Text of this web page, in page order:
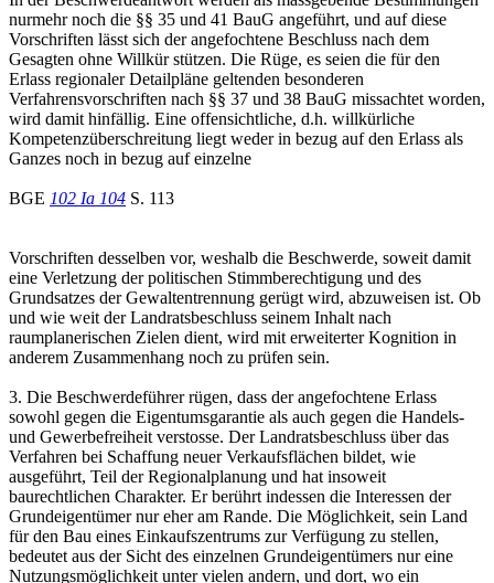
nurmehr noch die §§ 35 und 41 BauG angeführt, und auf diese
Vorschriften lässt sich der angefochtene Beschluss nach dem
Gesagten ohne Willkür stützen. Die Rüge, es seien die für den
Erlass regionaler Detailpläne geltenden besonderen
Verfahrensvorschriften nach §§ 37 und 38 BauG missachtet worden,
wird damit hinfällig. Eine offensichtliche, d.h. willkürliche
Kompetenzüberschreitung liegt weder in bezug auf den Erlass als
Ganzes noch in bezug auf einzelne
BGE 102 Ia 104 S. 113
Vorschriften desselben vor, weshalb die Beschwerde, soweit damit
eine Verletzung der politischen Stimmberechtigung und des
Grundsatzes der Gewaltentrennung gerügt wird, abzuweisen ist. Ob
und wie weit der Landratsbeschluss seinem Inhalt nach
raumplanerischen Zielen dient, wird mit erweiterter Kognition in
anderem Zusammenhang noch zu prüfen sein.
3. Die Beschwerdeführer rügen, dass der angefochtene Erlass
sowohl gegen die Eigentumsgarantie als auch gegen die Handels-
und Gewerbefreiheit verstosse. Der Landratsbeschluss über das
Verfahren bei Schaffung neuer Verkaufsflächen bildet, wie
ausgeführt, Teil der Regionalplanung und hat insoweit
baurechtlichen Charakter. Er berührt indessen die Interessen der
Grundeigentümer nur eher am Rande. Die Möglichkeit, sein Land
für den Bau eines Einkaufszentrums zur Verfügung zu stellen,
bedeutet aus der Sicht des einzelnen Grundeigentümers nur eine
Nutzungsmöglichkeit unter vielen andern, und dort, wo ein